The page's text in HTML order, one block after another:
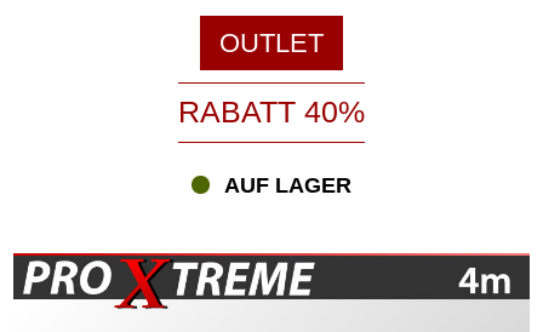
OUTLET
RABATT 40%
AUF LAGER